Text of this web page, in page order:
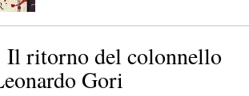
Il ritorno del colonnello
Gori